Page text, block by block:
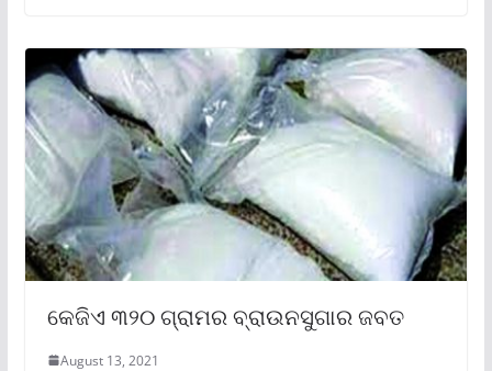
କେଜିଏ ୩୨୦ ଗ୍ରାମର ବ୍ରାଉନସୁଗାର ଜବତ
August 13, 2021